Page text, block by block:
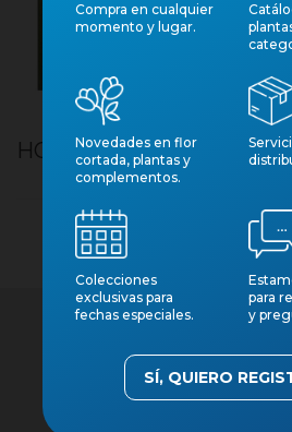
HOYA KERRI M 6 MINI
Compra en cualquier
momento y lugar.
Novedades en flor
cortada, plantas y
complementos.
Colecciones
exclusivas para
fechas especiales.
para
y
SÍ, QUIERO